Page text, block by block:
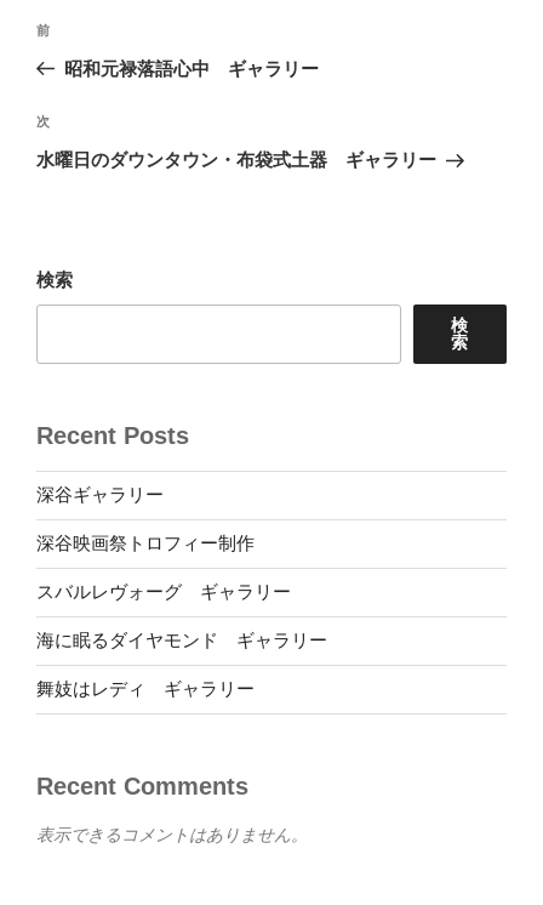
投
ビ
ゲ
ン
前
の
稿
前
昭和元禄落語心中 ギャラリー
次
の
次
水曜日のダウンタウン・布袋式土器 ギャラリー
検索
検
索
Recent Posts
深谷ギャラリー
深谷映画祭トロフィー制作
スバルレヴォーグ ギャラリー
海に眠るダイヤモンド ギャラリー
舞妓はレディ ギャラリー
Recent Comments
表示できるコメントはありません。